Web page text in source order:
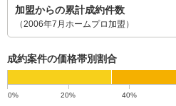
加盟からの累計成約件数
（2006年7月ホームプロ加盟）
成約案件の価格帯別割合
0% 20% 40%